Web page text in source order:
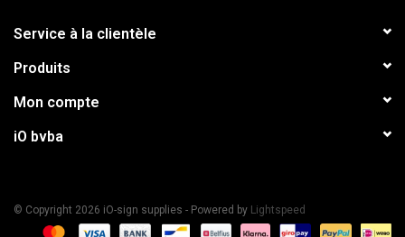
Service à la clientèle
Produits
Mon compte
iO bvba
© Copyright 2026 iO-sign supplies - Powered by Lightspeed